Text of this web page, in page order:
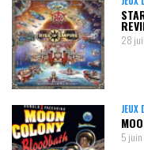
28
JEUX
5